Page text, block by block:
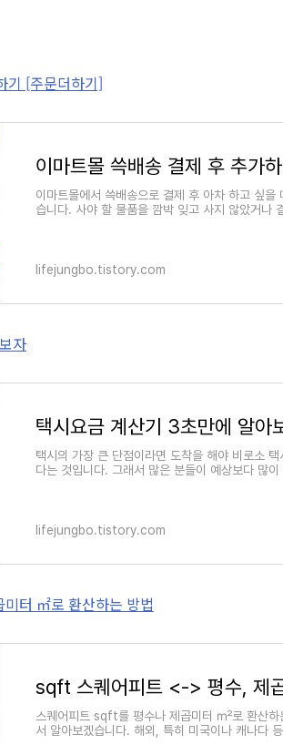
기 [주문더하기]
이마트몰에서 쓱배송으로 결제 후 아차 하고 싶을
습니다. 사야 할 물품을 깜박 잊고 사지 않았거나
lifejungbo.tistory.com
자
택시요금 계산기 3초만에 알아
택시의 가장 큰 단점이라면 도착을 해야 비로소
다는 것입니다. 그래서 많은 분들이 예상보다 많이
lifejungbo.tistory.com
터 ㎡로 환산하는 방법
스퀘어피트 sqft를 평수나 제곱미터 ㎡로 환산하
서 알아보겠습니다. 해외, 특히 미국이나 캐나다